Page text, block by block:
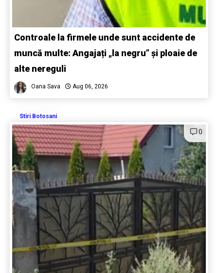
Controale la firmele unde sunt accidente de
muncă multe: Angajați „la negru” și ploaie de
alte nereguli
Oana Sava Aug 06, 2026
Stiri Botosani
0